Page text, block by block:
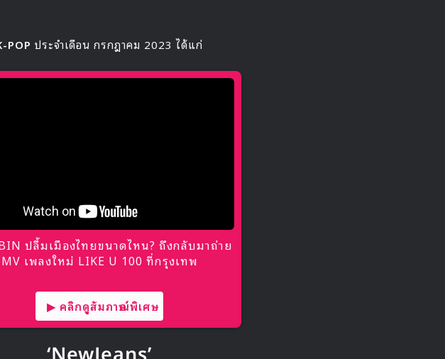
POP ประจำเดือน กรกฎาคม 2023 ได้แก่
ปลื้มเมืองไทยขนาดไหน? ถึงกลับมาถ่าย
MV เพลงใหม่ LIKE U 100 ที่กรุงเทพ
▶ คลิกดูสัมภาษณ์พิเศษ